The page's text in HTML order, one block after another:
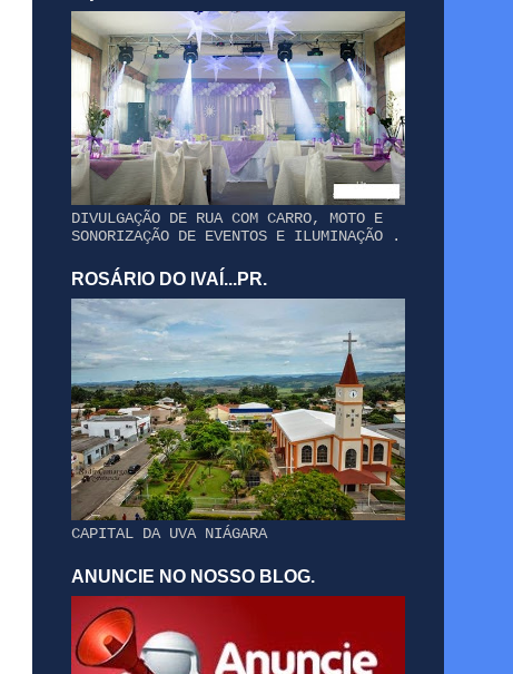
DIVULGAÇÃO DE RUA COM CARRO, MOTO E
SONORIZAÇÃO DE EVENTOS E ILUMINAÇÃO .
ROSÁRIO DO IVAÍ...PR.
CAPITAL DA UVA NIÁGARA
ANUNCIE NO NOSSO BLOG.